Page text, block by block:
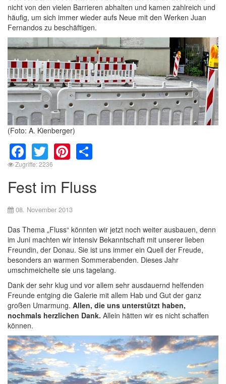
nicht von den vielen Barrieren abhalten und kamen zahlreich und
häufig, um sich immer wieder aufs Neue mit den Werken Juan
Fernandos zu beschäftigen.
(Foto: A. Kienberger)
Facebook
TwitterPinterest
Zugriffe: 2236
Fest im Fluss
08. November 2013
Das Thema „Fluss“ könnten wir jetzt noch weiter ausbauen, denn
im Juni machten wir intensiv Bekanntschaft mit unserer lieben
Freundin, der Donau. Sie ist uns immer ein Quell der Freude,
besonders an warmen Sommerabenden. Dieses Jahr
umschmeichelte sie uns tagelang.
Dank der sehr klug und vor allem sehr ausdauernd helfenden
Freunde entging die Galerie mit allem Hab und Gut der ganz
großen Umarmung. Allen, die uns unterstützt haben,
nochmals herzlichen Dank. Allein hätten wir es nicht schaffen
können.